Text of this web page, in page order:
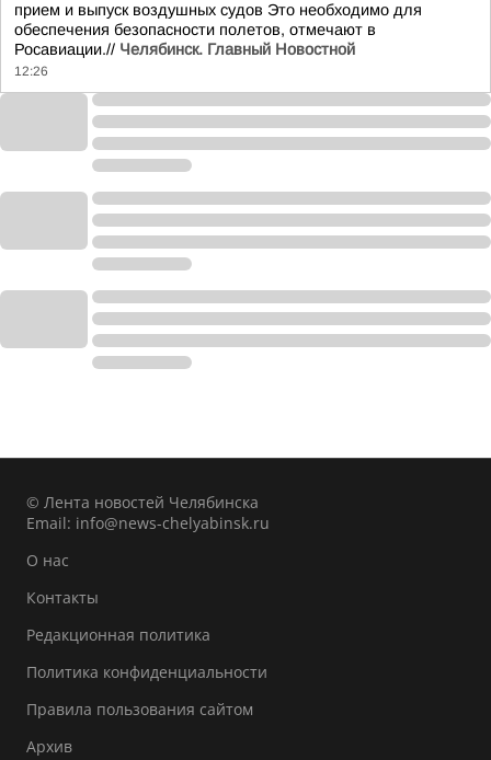
прием и выпуск воздушных судов Это необходимо для
обеспечения безопасности полетов, отмечают в
Росавиации.// Челябинск. Главный Новостной
12:26
© Лента новостей Челябинска
Email: info@news-chelyabinsk.ru
О нас
Контакты
Редакционная политика
Политика конфиденциальности
Правила пользования сайтом
Архив